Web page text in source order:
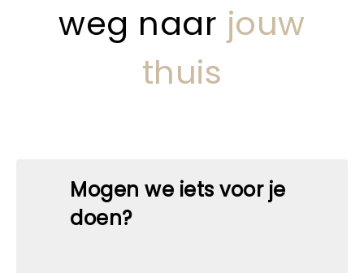
weg naar jouw
thuis
Mogen we iets voor je
doen?